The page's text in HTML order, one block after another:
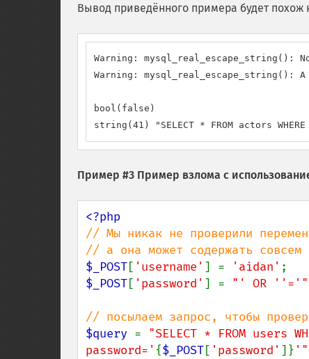
Вывод приведённого примера будет похож
Warning:
Warning:
bool(false)
string(41) "SELECT * FROM actors
Пример #3 Пример взлома с
// Мы никак не проверили
$_POST[ 'username' ] = 'aidan'
$_POST[ 'password' ] = "' OR ''='"
$query = "SELECT * FROM users
password=' {$_POST[ 'password' ]} '"